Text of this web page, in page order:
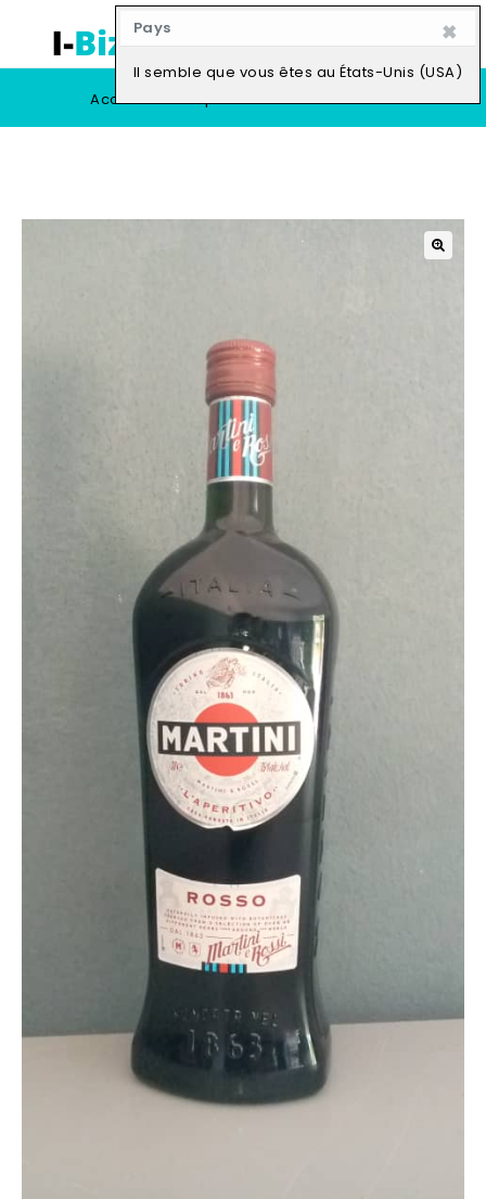
Pays ×
Il semble que vous êtes au États-Unis (USA)
0
Accueil Boutique Vendre